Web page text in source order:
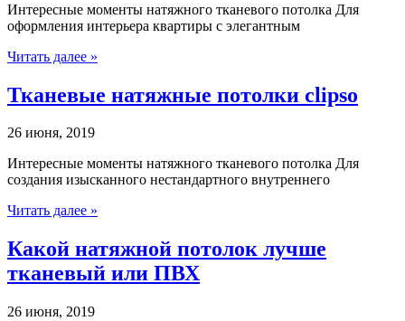
Интересные моменты натяжного тканевого потолка Для
оформления интерьера квартиры с элегантным
Читать далее »
Тканевые натяжные потолки clipso
26 июня, 2019
Интересные моменты натяжного тканевого потолка Для
создания изысканного нестандартного внутреннего
Читать далее »
Какой натяжной потолок лучше
тканевый или ПВХ
26 июня, 2019